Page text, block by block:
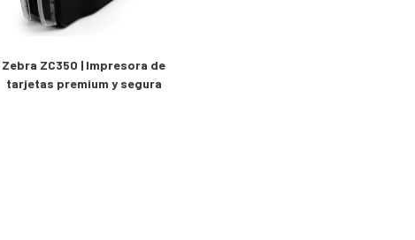
Zebra ZC350 | Impresora de
tarjetas premium y segura